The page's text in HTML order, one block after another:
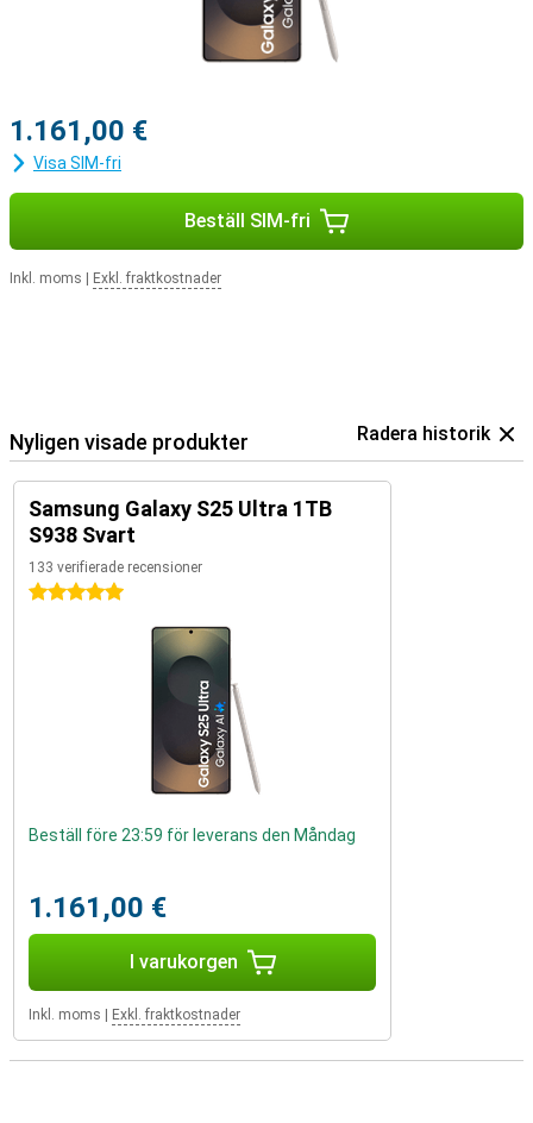
meddelande när du får ett samtal och du kan svara med ett tryck
1.161,00 €
Visa SIM-fri
Beställ SIM-fri
Inkl. moms Exkl. fraktkostnader
Nyligen visade produkter Radera historik
Samsung Galaxy S25 Ultra 1TB
S938 Svart
133 verifierade recensioner
5 stjärnor
Beställ före 23:59 för leverans den Måndag
1.161,00 €
I varukorgen
Inkl. moms Exkl. fraktkostnader